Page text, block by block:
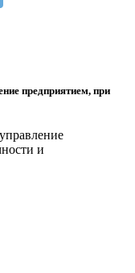
предприятием, при
и